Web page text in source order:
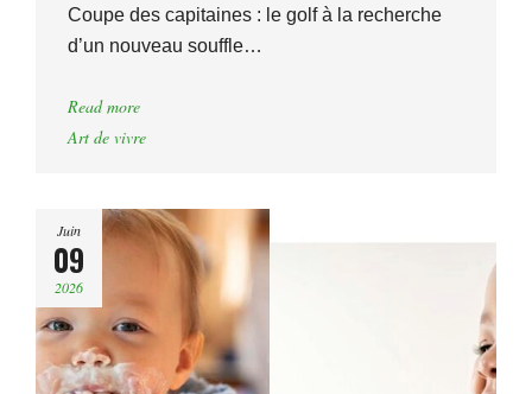
Coupe des capitaines : le golf à la recherche
d’un nouveau souffle…
Read more
Art de vivre
Juin
09
2026